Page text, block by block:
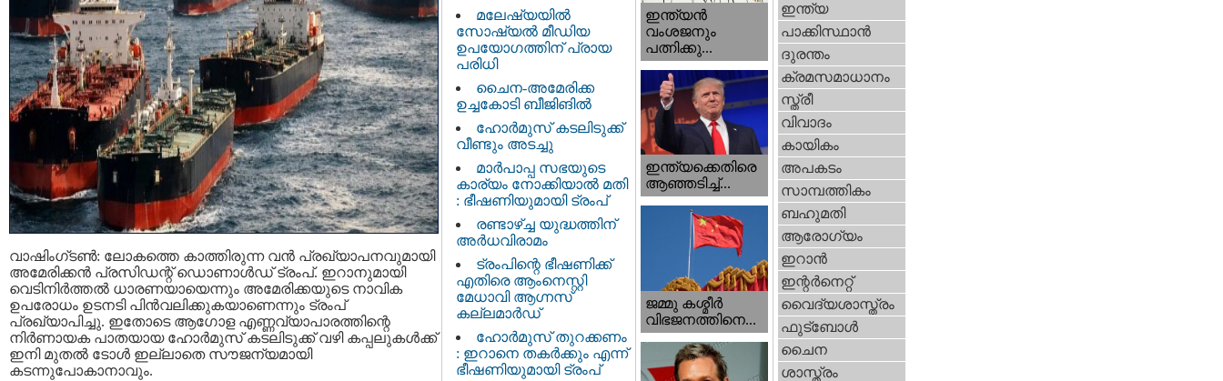
വാഷിംഗ്ടൺ: ലോകത്തെ കാത്തിരുന്ന വൻ പ്രഖ്യാപനവുമായി
അമേരിക്കൻ പ്രസിഡന്റ് ഡൊണാൾഡ് ട്രംപ്. ഇറാനുമായി
വെടിനിർത്തൽ ധാരണയായെന്നും അമേരിക്കയുടെ നാവിക
ഉപരോധം ഉടനടി പിൻവലിക്കുകയാണെന്നും ട്രംപ്
പ്രഖ്യാപിച്ചു. ഇതോടെ ആഗോള എണ്ണവ്യാപാരത്തിന്റെ
നിർണായക പാതയായ ഹോർമുസ് കടലിടുക്ക് വഴി കപ്പലുകൾക്ക്
ഇനി മുതൽ ടോൾ ഇല്ലാതെ സൗജന്യമായി
കടന്നുപോകാനാവും.
മലേഷ്യയിൽ
സോഷ്യൽ മീഡിയ
ഉപയോഗത്തിന് പ്രായ
പരിധി
ചൈന-അമേരിക്ക
ഉച്ചകോടി ബീജിങിൽ
ഹോര്‍മുസ് കടലിടുക്ക്
വീണ്ടും അടച്ചു
മാർപാപ്പ സഭയുടെ
കാര്യം നോക്കിയാൽ മതി
: ഭീഷണിയുമായി ട്രംപ്
രണ്ടാഴ്ച്ച യുദ്ധത്തിന്
അർധവിരാമം
ട്രംപിന്റെ ഭീഷണിക്ക്
എതിരെ ആംനെസ്റ്റി
മേധാവി ആഗ്നസ്
കല്ലമാർഡ്
ഹോർമുസ് തുറക്കണം
: ഇറാനെ തകർക്കും എന്ന്
ഭീഷണിയുമായി ട്രംപ്
ഇന്ത്യൻ
വംശജനും
പത്നിക്കു...
ഇന്ത്യക്കെതിരെ
ആഞ്ഞടിച്ച്...
ജമ്മു കശ്മീ‍ർ
വിഭജനത്തിനെ...
ഇന്ത്യ
പാക്കിസ്ഥാന്‍
ദുരന്തം
ക്രമസമാധാനം
സ്ത്രീ
വിവാദം
കായികം
അപകടം
സാമ്പത്തികം
ബഹുമതി
ആരോഗ്യം
ഇറാന്‍
ഇന്റര്‍നെറ്റ്‌
വൈദ്യശാസ്ത്രം
ഫുട്ബോള്‍
ചൈന
ശാസ്ത്രം